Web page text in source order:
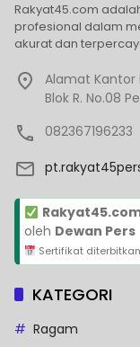
Rakyat45.com
profesional dalam
akurat dan
Alamat Kantor
Blok R. No.08
082367196233
oleh Dewan Pers
Sertifikat
KATEGORI
Ragam